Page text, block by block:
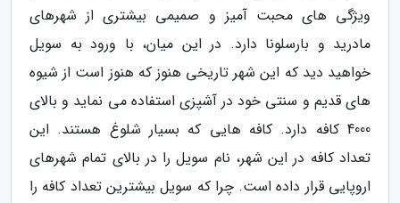
ویژگی های محبت آمیز و صمیمی بیشتری از شهرهای
مادرید و بارسلونا دارد. در این میان، با ورود به سویل
خواهید دید که این شهر تاریخی هنوز که هنوز است از شیوه
های قدیم و سنتی خود در آشپزی استفاده می نماید و بالای
4000 کافه دارد. کافه هایی که بسیار شلوغ هستند. این
تعداد کافه در این شهر، نام سویل را در بالای تمام شهرهای
اروپایی قرار داده است. چرا که سویل بیشترین تعداد کافه را